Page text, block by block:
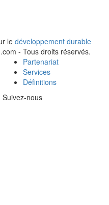
le développement durable
- Tous droits réservés.
Partenariat
Services
Définitions
Suivez-nous